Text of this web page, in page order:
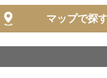
マップで探